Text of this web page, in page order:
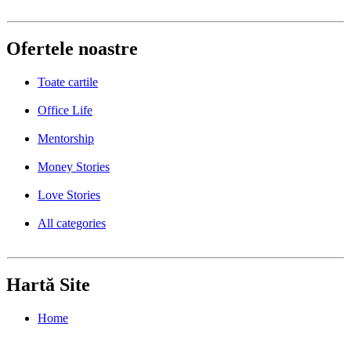
Ofertele noastre
Toate cartile
Office Life
Mentorship
Money Stories
Love Stories
All categories
Hartă Site
Home